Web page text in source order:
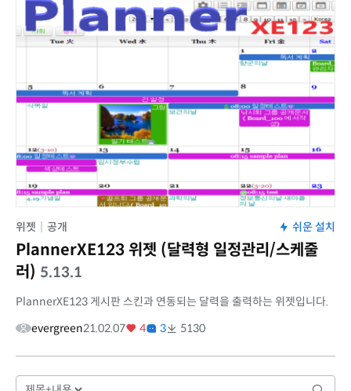
위젯 공개 쉬운 설치
PlannerXE123 위젯 (달력형 일정관리/스케줄
러) 5.13.1
PlannerXE123 게시판 스킨과 연동되는 달력을 출력하는 위젯입니다.
evergreen21.02.07 4 3 5130